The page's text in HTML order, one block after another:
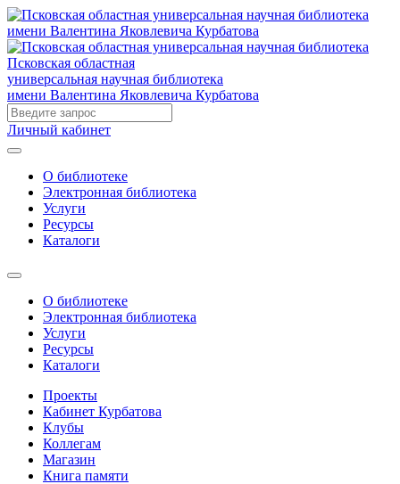
Псковская областная
универсальная научная библиотека
имени Валентина Яковлевича Курбатова
Личный кабинет
О библиотеке
Электронная библиотека
Услуги
Ресурсы
Каталоги
О библиотеке
Электронная библиотека
Услуги
Ресурсы
Каталоги
Проекты
Кабинет Курбатова
Клубы
Коллегам
Магазин
Книга памяти